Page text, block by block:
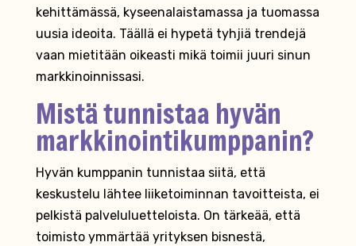
kehittämässä, kyseenalaistamassa ja tuomassa
uusia ideoita. Täällä ei hypetä tyhjiä trendejä
vaan mietitään oikeasti mikä toimii juuri sinun
markkinoinnissasi.
Mistä tunnistaa hyvän
markkinointikumppanin?
Hyvän kumppanin tunnistaa siitä, että
keskustelu lähtee liiketoiminnan tavoitteista, ei
pelkistä palveluluetteloista. On tärkeää, että
toimisto ymmärtää yrityksen bisnestä,